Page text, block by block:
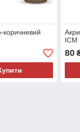
коричневий
ICM
80